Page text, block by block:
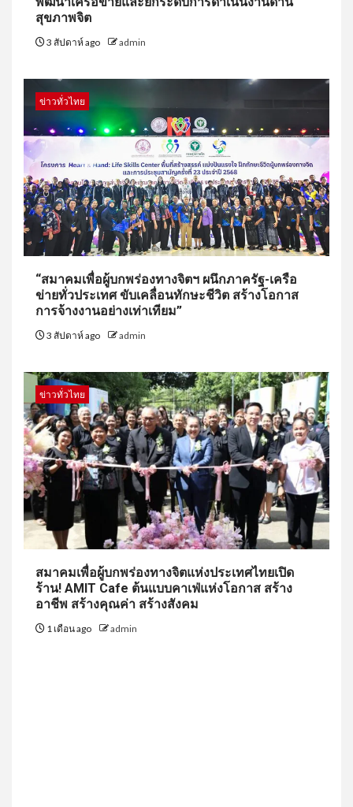
สุขภาพจิต
3 สัปดาห์ ago admin
ข่าวทั่วไทย
“สมาคมเพื่อผู้บกพร่องทางจิตฯ ผนึกภาครัฐ-เครือ
ข่ายทั่วประเทศ ขับเคลื่อนทักษะชีวิต สร้างโอกาส
การจ้างงานอย่างเท่าเทียม”
3 สัปดาห์ ago admin
ข่าวทั่วไทย
สมาคมเพื่อผู้บกพร่องทางจิตแห่งประเทศไทยเปิด
ร้าน! AMIT Cafe ต้นแบบคาเฟ่แห่งโอกาส สร้าง
อาชีพ สร้างคุณค่า สร้างสังคม
1 เดือน ago admin